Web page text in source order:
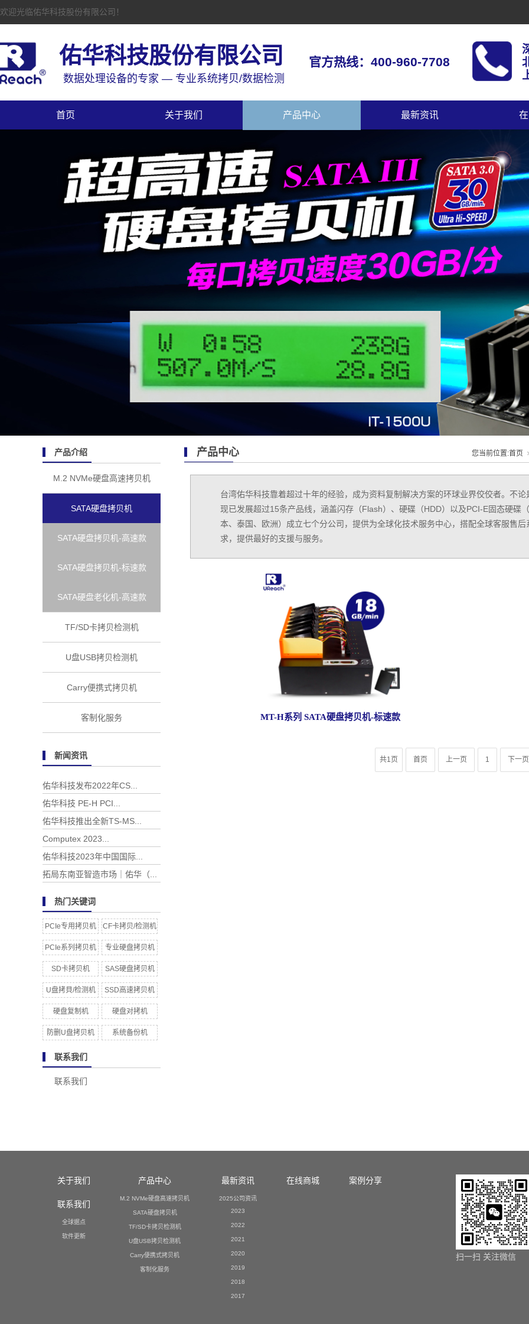
欢迎光临佑华科技股份有限公司！
佑华科技股份有限公司
数据处理设备的专家 — 专业系统拷贝/数据检测
官方热线：400-960-7708
首页 关于我们 产品中心 最新资讯
产品介绍
M.2 NVMe硬盘高速拷贝机
SATA硬盘拷贝机
SATA硬盘拷贝机-高速款
SATA硬盘拷贝机-标速款
SATA硬盘老化机-高速款
TF/SD卡拷贝检测机
U盘USB拷贝检测机
Carry便携式拷贝机
客制化服务
新闻资讯
佑华科技发布2022年CS...
佑华科技 PE-H PCI...
佑华科技推出全新TS-MS...
Computex 2023...
佑华科技2023年中国国际...
拓局东南亚智造市场｜佑华（...
热门关键词
PCIe专用拷贝机 CF卡拷贝/检测机
PCIe系列拷贝机 专业硬盘拷贝机
SD卡拷贝机 SAS硬盘拷贝机
U盘拷貝/检测机 SSD高速拷贝机
硬盘复制机 硬盘对拷机
防删U盘拷贝机 系统备份机
联系我们
联系我们
产品中心 您当前位置:首页
台湾佑华科技靠着超过十年的经验，成为资料复制解决方案的环球业界佼佼者。不
现已发展超过15条产品线，涵盖闪存（Flash）、硬碟（HDD）以及PCI-E固态硬碟
本、泰国、欧洲）成立七个分公司，提供为全球化技术服务中心，搭配全球客服售
求，提供最好的支援与服务。
MT-H系列 SATA硬盘拷贝机-标速款
共1页 首页 上一页 1 下一页
关于我们 产品中心
M.2 NVMe硬盘高速拷贝机
SATA硬盘拷贝机
TF/SD卡拷贝检测机
U盘USB拷贝检测机
Carry便携式拷贝机
客制化服务
最新资讯
2025公司资讯
2023
2022
2021
2020
2019
2018
2017
在线商城 案例分享
联系我们
全球据点
软件更新
扫一扫 关注微信